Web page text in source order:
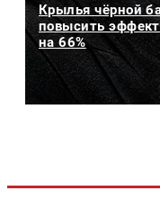
Крылья чёрной
повысить
на 66%